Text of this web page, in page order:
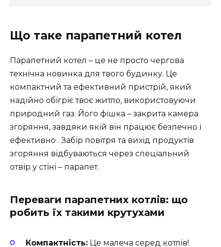
Що таке парапетний котел
Парапетний котел – це не просто чергова
технічна новинка для твого будинку. Це
компактний та ефективний пристрій, який
надійно обігріє твоє житло, використовуючи
природний газ. Його фішка – закрита камера
згоряння, завдяки якій він працює безпечно і
ефективно . Забір повітря та вихід продуктів
згоряння відбуваються через спеціальний
отвір у стіні – парапет.
Переваги парапетних котлів: що
робить їх такими крутухами
Компактність: Це малеча серед котлів!